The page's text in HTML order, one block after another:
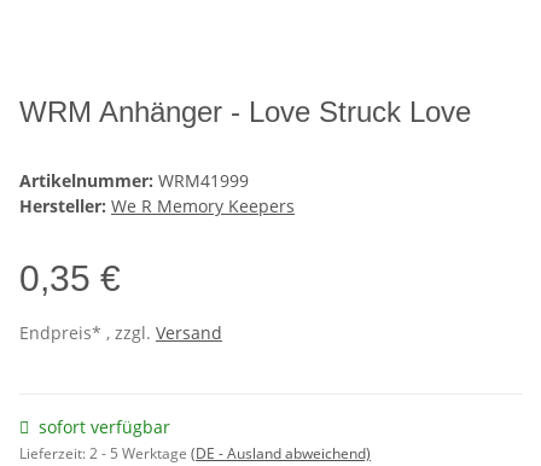
WRM Anhänger - Love Struck Love
Artikelnummer: WRM41999
Hersteller: We R Memory Keepers
0,35 €
Endpreis* , zzgl. Versand
sofort verfügbar
Lieferzeit:2 - 5 Werktage (DE - Ausland abweichend)